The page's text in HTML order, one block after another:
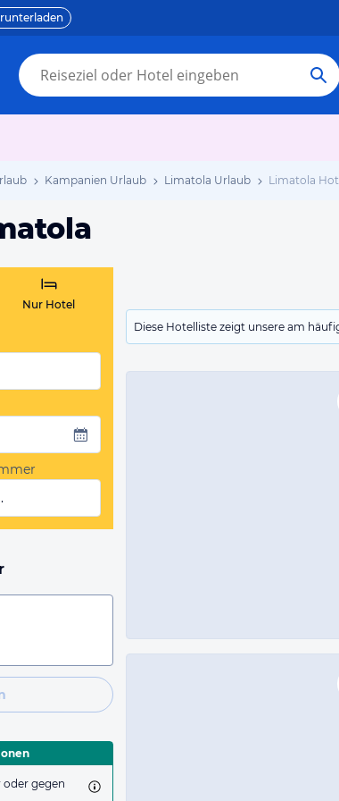
Kampanien Urlaub Limatola Urlaub Limatola
Diese Hotelliste zeigt unsere am
Nur Hotel
gegen